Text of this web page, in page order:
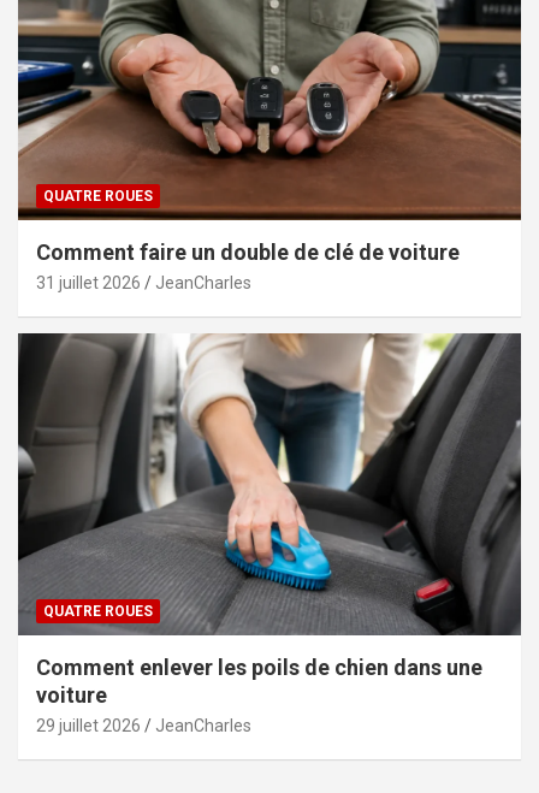
QUATRE ROUES
Comment faire un double de clé de voiture
31 juillet 2026 JeanCharles
QUATRE ROUES
Comment enlever les poils de chien dans une
voiture
29 juillet 2026 JeanCharles